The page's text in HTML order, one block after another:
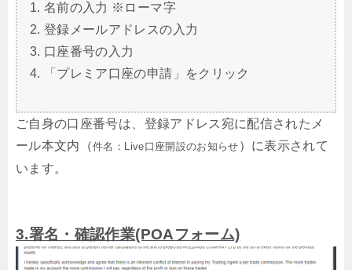
名前の入力 ※ローマ字
登録メールアドレスの入力
口座番号の入力
「プレミア口座の申請」をクリック
ご自身の口座番号は、登録アドレス宛に配信されたメ
ール本文内（件名：Live口座開設のお知らせ ）に表示されて
います。
3.署名・確認作業(POAフォーム)